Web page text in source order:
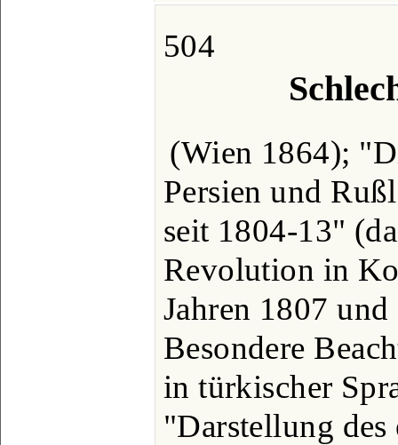
504
(Wien 1864);
Persien und
seit 1804-13"
Revolution in
Jahren 1807
Besondere
in türkischer
"Darstellung des